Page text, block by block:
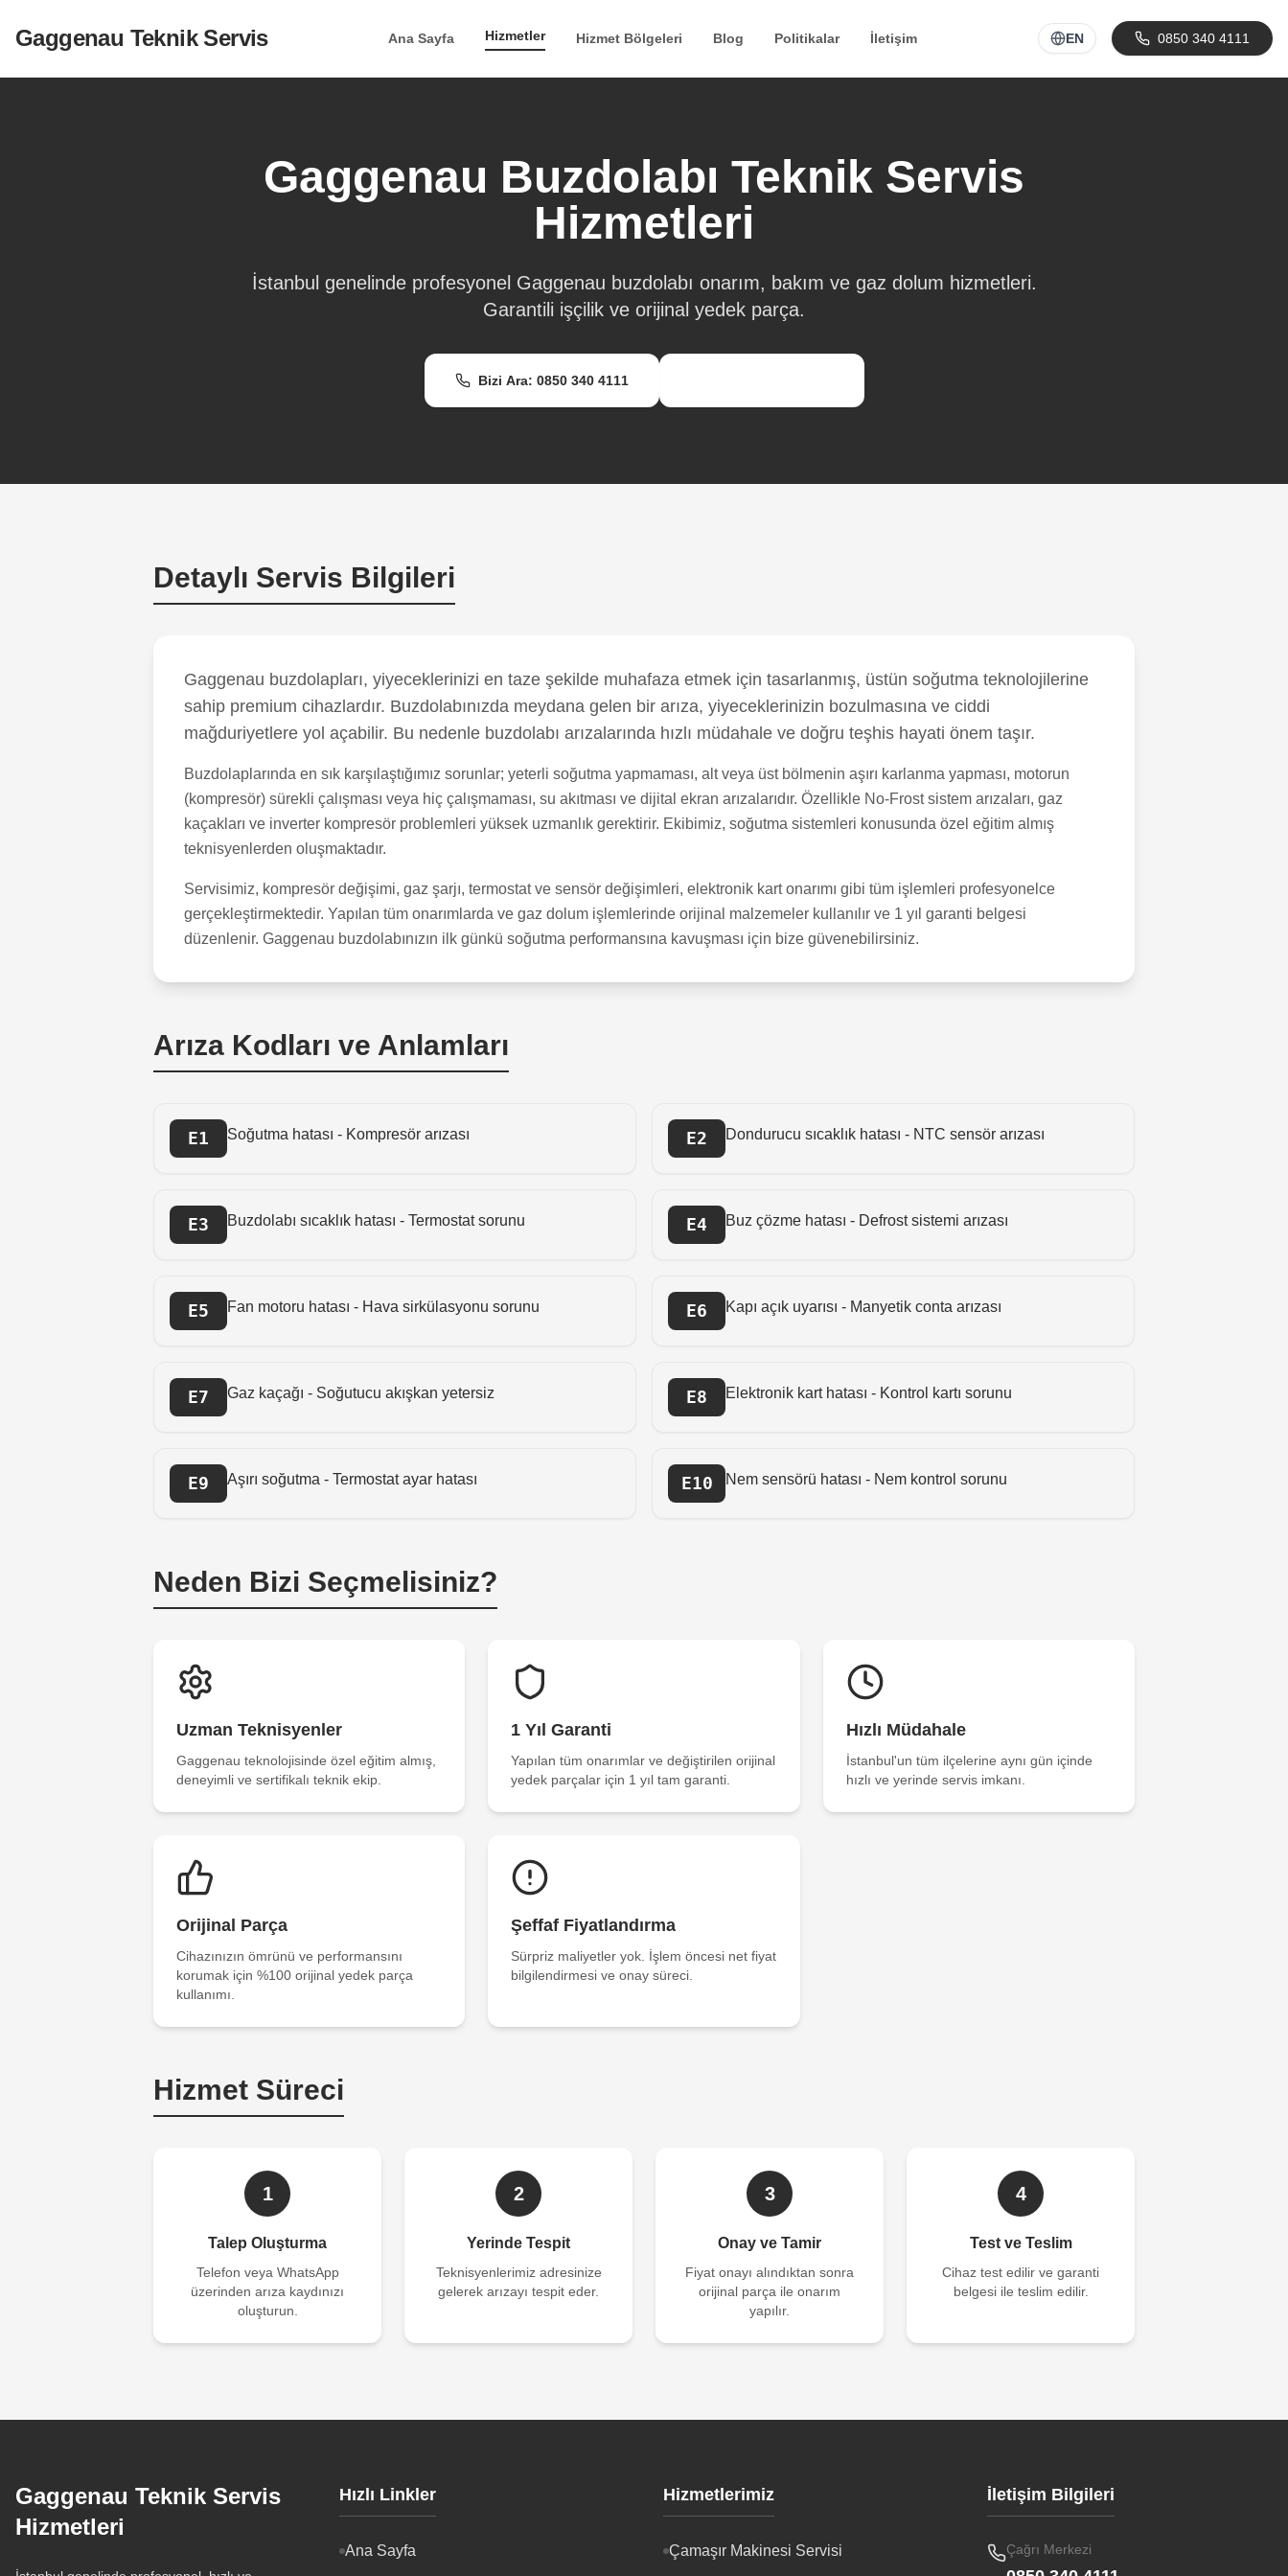
Gaggenau Teknik Servis Ana Sayfa Hizmetler Hizmet Bölgeleri Blog Politikalar İletişim EN 0850 340 4111
Gaggenau Buzdolabı Teknik Servis
Hizmetleri
İstanbul genelinde profesyonel Gaggenau buzdolabı onarım, bakım ve gaz dolum hizmetleri.
Garantili işçilik ve orijinal yedek parça.
Bizi Ara: 0850 340 4111
Detaylı Servis Bilgileri
Gaggenau buzdolapları, yiyeceklerinizi en taze şekilde muhafaza etmek için tasarlanmış, üstün soğutma teknolojilerine
sahip premium cihazlardır. Buzdolabınızda meydana gelen bir arıza, yiyeceklerinizin bozulmasına ve ciddi
mağduriyetlere yol açabilir. Bu nedenle buzdolabı arızalarında hızlı müdahale ve doğru teşhis hayati önem taşır.
Buzdolaplarında en sık karşılaştığımız sorunlar; yeterli soğutma yapmaması, alt veya üst bölmenin aşırı karlanma yapması, motorun
(kompresör) sürekli çalışması veya hiç çalışmaması, su akıtması ve dijital ekran arızalarıdır. Özellikle No-Frost sistem arızaları, gaz
kaçakları ve inverter kompresör problemleri yüksek uzmanlık gerektirir. Ekibimiz, soğutma sistemleri konusunda özel eğitim almış
teknisyenlerden oluşmaktadır.
Servisimiz, kompresör değişimi, gaz şarjı, termostat ve sensör değişimleri, elektronik kart onarımı gibi tüm işlemleri profesyonelce
gerçekleştirmektedir. Yapılan tüm onarımlarda ve gaz dolum işlemlerinde orijinal malzemeler kullanılır ve 1 yıl garanti belgesi
düzenlenir. Gaggenau buzdolabınızın ilk günkü soğutma performansına kavuşması için bize güvenebilirsiniz.
Arıza Kodları ve Anlamları
E1 Soğutma hatası - Kompresör arızası E2 Dondurucu sıcaklık hatası - NTC sensör arızası
E3 Buzdolabı sıcaklık hatası - Termostat sorunu E4 Buz çözme hatası - Defrost sistemi arızası
E5 Fan motoru hatası - Hava sirkülasyonu sorunu E6 Kapı açık uyarısı - Manyetik conta arızası
E7 Gaz kaçağı - Soğutucu akışkan yetersiz E8 Elektronik kart hatası - Kontrol kartı sorunu
E9 Aşırı soğutma - Termostat ayar hatası E10 Nem sensörü hatası - Nem kontrol sorunu
Neden Bizi Seçmelisiniz?
Uzman Teknisyenler
Gaggenau teknolojisinde özel eğitim almış,
deneyimli ve sertifikalı teknik ekip.
1 Yıl Garanti
Yapılan tüm onarımlar ve değiştirilen orijinal
yedek parçalar için 1 yıl tam garanti.
Hızlı Müdahale
İstanbul'un tüm ilçelerine aynı gün içinde
hızlı ve yerinde servis imkanı.
Orijinal Parça
Cihazınızın ömrünü ve performansını
korumak için %100 orijinal yedek parça
kullanımı.
Şeffaf Fiyatlandırma
Sürpriz maliyetler yok. İşlem öncesi net fiyat
bilgilendirmesi ve onay süreci.
Hizmet Süreci
1
Talep Oluşturma
Telefon veya WhatsApp
üzerinden arıza kaydınızı
oluşturun.
2
Yerinde Tespit
Teknisyenlerimiz adresinize
gelerek arızayı tespit eder.
3
Onay ve Tamir
Fiyat onayı alındıktan sonra
orijinal parça ile onarım
yapılır.
4
Test ve Teslim
Cihaz test edilir ve garanti
belgesi ile teslim edilir.
Gaggenau Teknik Servis
Hizmetleri
Hızlı Linkler
Ana Sayfa
Hizmetlerimiz
Çamaşır Makinesi Servisi
İletişim Bilgileri
Çağrı Merkezi